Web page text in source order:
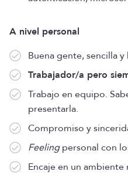
A nivel personal
Buena gente, sencilla
Trabajador/a pero
Trabajo en equipo.
presentarla.
Compromiso y
Feelingpersonal con
Encaje en un